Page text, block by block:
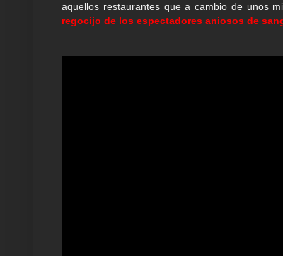
aquellos restaurantes que a cambio de unos
regocijo de los espectadores aniosos de